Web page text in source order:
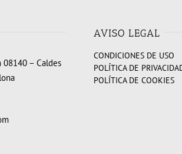
08140 – Caldes
AVISO LEGAL
CONDICIONES DE USO
POLÍTICA DE
POLÍTICA DE COOKIES